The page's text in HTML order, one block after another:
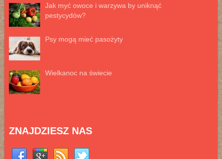
Jak myć owoce i warzywa by uniknąć
pestycydów?
Psy mogą mieć pasożyty
Wielkanoc na świecie
ZNAJDZIESZ NAS